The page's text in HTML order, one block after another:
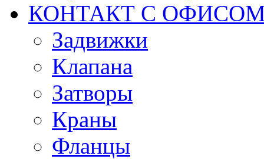
КОНТАКТ С ОФИСОМ
Задвижки
Клапана
Затворы
Краны
Фланцы